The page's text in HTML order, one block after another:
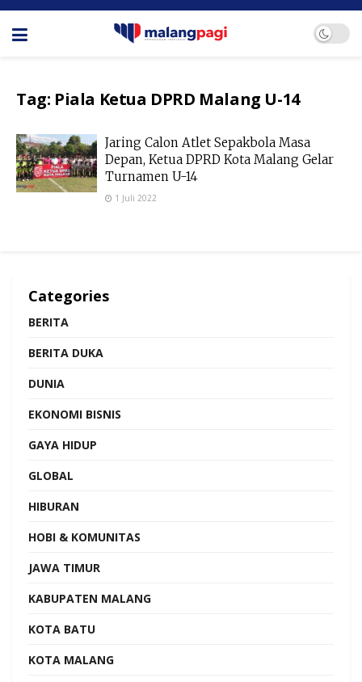
Tag: Piala Ketua DPRD Malang U-14
Jaring Calon Atlet Sepakbola Masa
Depan, Ketua DPRD Kota Malang Gelar
Turnamen U-14
1 Juli 2022
Categories
BERITA
BERITA DUKA
DUNIA
EKONOMI BISNIS
GAYA HIDUP
GLOBAL
HIBURAN
HOBI & KOMUNITAS
JAWA TIMUR
KABUPATEN MALANG
KOTA BATU
KOTA MALANG